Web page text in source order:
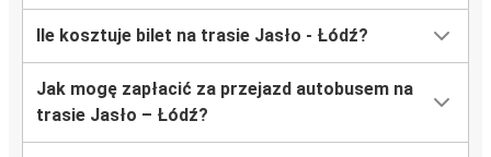
Ile kosztuje bilet na trasie Jasło - Łódź?
Jak mogę zapłacić za przejazd autobusem na
trasie Jasło – Łódź?